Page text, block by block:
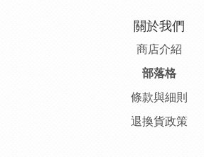
關於我們
商店介紹
部落格
條款與細則
退換貨政策